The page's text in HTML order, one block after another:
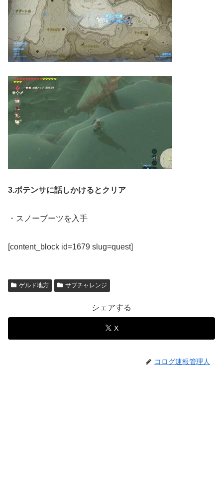
3.ボテンサに話しかけるとクリア
・スノーブーツを入手
[content_block id=1679 slug=quest]
ゲルド地方 サブチャレンジ
シェアする
X
コログ速報管理人